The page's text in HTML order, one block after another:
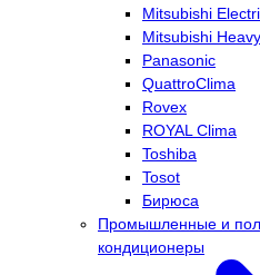
Mitsubishi
Mitsubishi Heavy
Panasonic
QuattroClima
Rovex
ROYAL Clima
Toshiba
Tosot
Бирюса
Промышленные и
кондиционеры